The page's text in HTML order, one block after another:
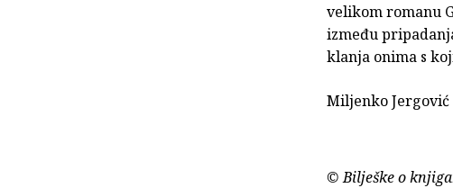
velikom romanu
između
klanja onima s
Miljenko Jergović
© Bilješke o